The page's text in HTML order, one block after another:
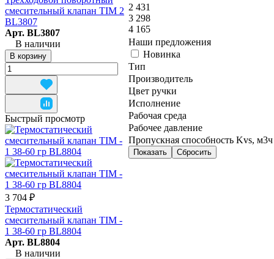
смесительный клапан TIM 2
BL3807
Арт. BL3807
В наличии
В корзину
Быстрый просмотр
3 704 ₽
Термостатический
смесительный клапан TIM -
1 38-60 гр BL8804
Арт. BL8804
В наличии
2 431
3 298
4 165
Наши предложения
Новинка
Тип
Производитель
Цвет ручки
Исполнение
Рабочая среда
Рабочее давление
Пропускная способность Kvs, м3ч
Сбросить